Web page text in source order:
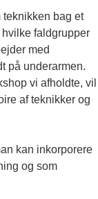
teknikken bag et
faldgrupper
med
på underarmen.
vi afholdte, vil
af teknikker og
kan inkorporere
og som